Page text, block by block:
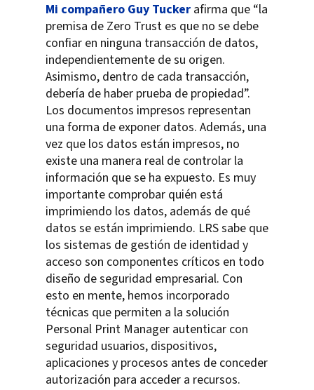
Mi compañero Guy Tucker afirma que “la
premisa de Zero Trust es que no se debe
confiar en ninguna transacción de datos,
independientemente de su origen.
Asimismo, dentro de cada transacción,
debería de haber prueba de propiedad”.
Los documentos impresos representan
una forma de exponer datos. Además, una
vez que los datos están impresos, no
existe una manera real de controlar la
información que se ha expuesto. Es muy
importante comprobar quién está
imprimiendo los datos, además de qué
datos se están imprimiendo. LRS sabe que
los sistemas de gestión de identidad y
acceso son componentes críticos en todo
diseño de seguridad empresarial. Con
esto en mente, hemos incorporado
técnicas que permiten a la solución
Personal Print Manager autenticar con
seguridad usuarios, dispositivos,
aplicaciones y procesos antes de conceder
autorización para acceder a recursos.